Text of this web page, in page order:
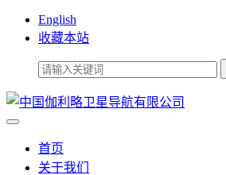
English
收藏本站
首页
关于我们